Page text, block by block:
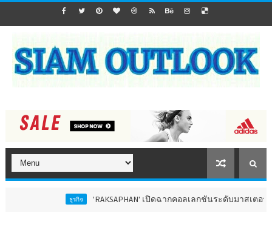
'RAKSAPHAN' เปิดฉากคอลเลกชันระดับมาสเตอร์พีซ